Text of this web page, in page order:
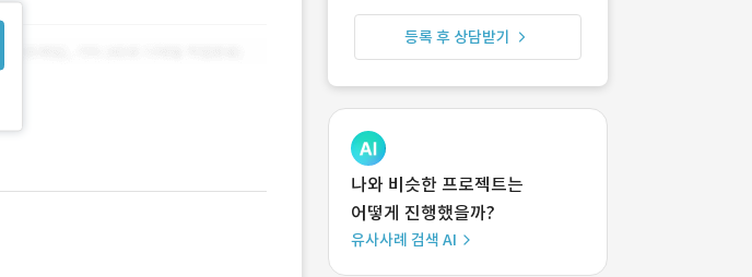
등록 후 상담받기
나와 비슷한 프로젝트는
어떻게 진행했을까?
유사사례 검색 AI